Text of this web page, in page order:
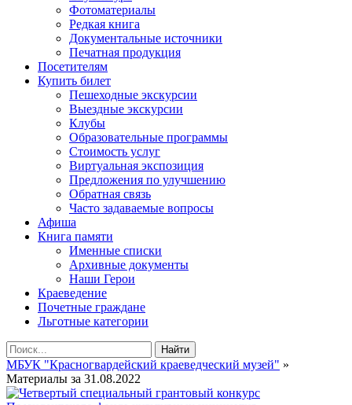
Фотоматериалы
Редкая книга
Документальные источники
Печатная продукция
Посетителям
Купить билет
Пешеходные экскурсии
Выездные экскурсии
Клубы
Образовательные программы
Стоимость услуг
Виртуальная экспозиция
Предложения по улучшению
Обратная связь
Часто задаваемые вопросы
Афиша
Книга памяти
Именные списки
Архивные документы
Наши Герои
Краеведение
Почетные граждане
Льготные категории
Найти
МБУК "Красногвардейский краеведческий музей" »
Материалы за 31.08.2022